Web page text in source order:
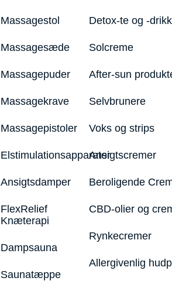
Massagestol
Massagesæde
Massagepuder
Massagekrave
Massagepistoler
Elstimulationsapparater
Ansigtsdamper
FlexRelief
Knæterapi
Dampsauna
Saunatæppe
Detox-te og -
Solcreme
After-sun
Selvbrunere
Voks og strips
Ansigtscremer
Beroligende
CBD-olier og
Rynkecremer
Allergivenlig